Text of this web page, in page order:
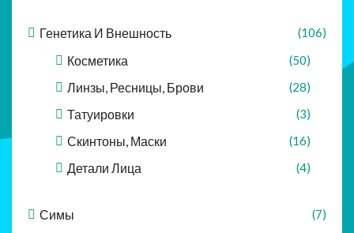
Генетика И Внешность (106)
Косметика (50)
Линзы, Ресницы, Брови (28)
Татуировки (3)
Скинтоны, Маски (16)
Детали Лица (4)
Симы (7)